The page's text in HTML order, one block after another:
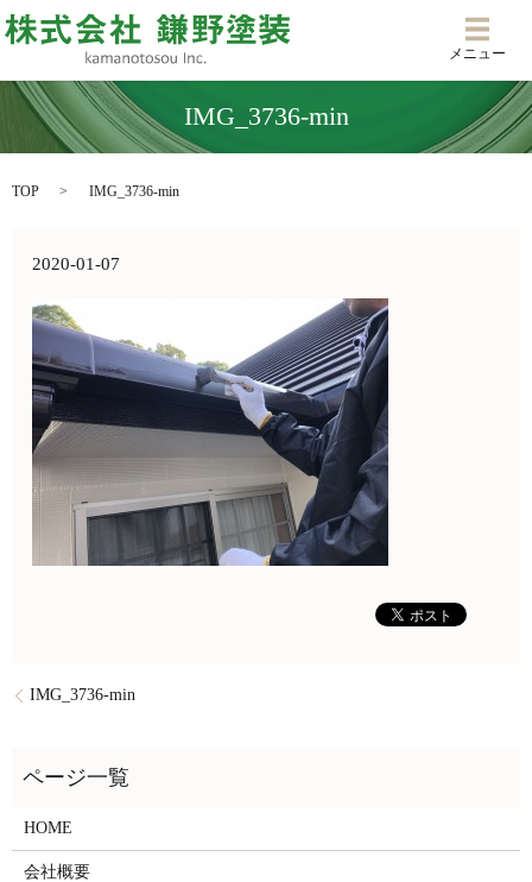
メニ
メニュー
IMG_3736-min
TOP IMG_3736-min
2020-01-07
IMG_3736-min
HOME
会社概要